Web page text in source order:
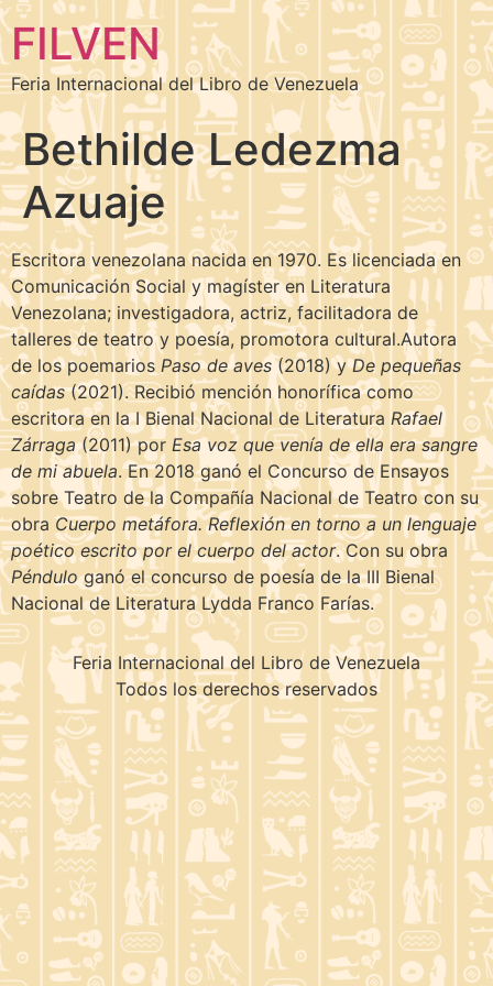
FILVEN
Feria Internacional del Libro de Venezuela
Bethilde Ledezma
Azuaje
Escritora venezolana nacida en 1970. Es licenciada en
Comunicación Social y magíster en Literatura
Venezolana; investigadora, actriz, facilitadora de
talleres de teatro y poesía, promotora cultural.Autora
de los poemarios Paso de aves(2018) yDe pequeñas
caídas(2021). Recibió mención honorífica como
escritora en la I Bienal Nacional de Literatura Rafael
Zárraga(2011) por Esa voz que venía de ella era sangre
de mi abuela. En 2018 ganó el Concurso de Ensayos
sobre Teatro de la Compañía Nacional de Teatro con su
obraCuerpo metáfora. Reflexión en torno a un lenguaje
poético escrito por el cuerpo del actor. Con su obra
Pénduloganó el concurso de poesía de la III Bienal
Nacional de Literatura Lydda Franco Farías.
Feria Internacional del Libro de Venezuela
Todos los derechos reservados